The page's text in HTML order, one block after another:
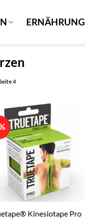
ERNÄHRUNG
4
Kinesiotape Pro